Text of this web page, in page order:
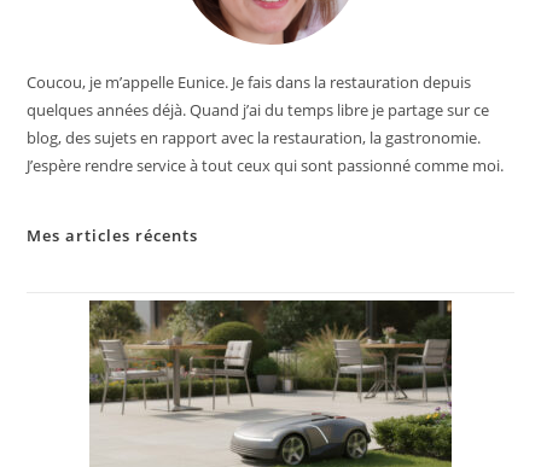
Coucou, je m’appelle Eunice. Je fais dans la restauration depuis
quelques années déjà. Quand j’ai du temps libre je partage sur ce
blog, des sujets en rapport avec la restauration, la gastronomie.
J’espère rendre service à tout ceux qui sont passionné comme moi.
Mes articles récents